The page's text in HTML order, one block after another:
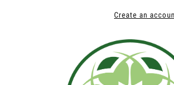
Create an